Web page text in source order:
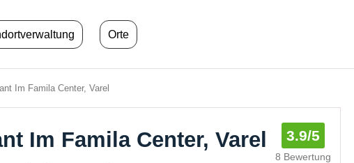
Orte
Im Famila Center, Varel
Im Famila Center, Varel 3.9/5
8 Bewertung